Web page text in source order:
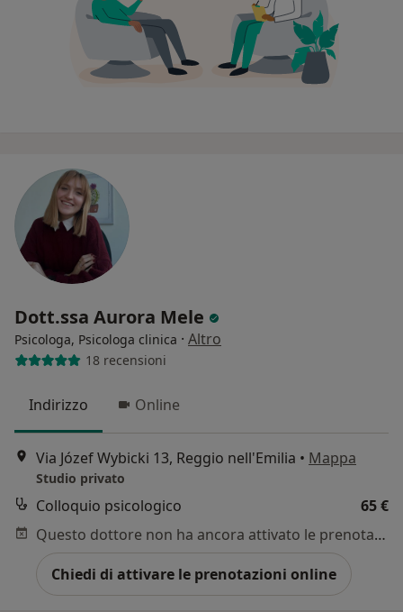
Dott.ssa Aurora Mele
Psicologa, Psicologa clinica · Altro
18 recensioni
Indirizzo Online
Via Józef Wybicki 13, Reggio nell'Emilia • Mappa
Studio privato
Colloquio psicologico
65 €
Questo dottore non ha ancora attivato le prenotazioni online presso questo indirizzo.
Chiedi di attivare le prenotazioni online